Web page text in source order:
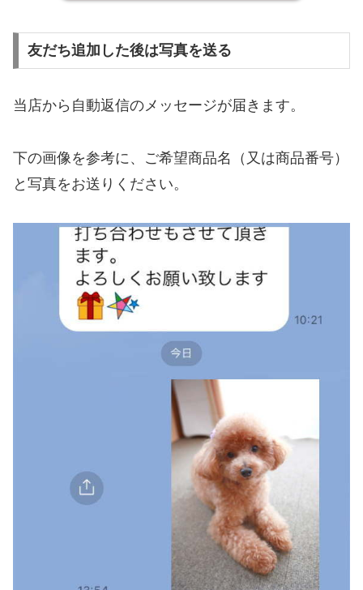
友だち追加した後は写真を送る
当店から自動返信のメッセージが届きます。
下の画像を参考に、ご希望商品名（又は商品番号）
と写真をお送りください。